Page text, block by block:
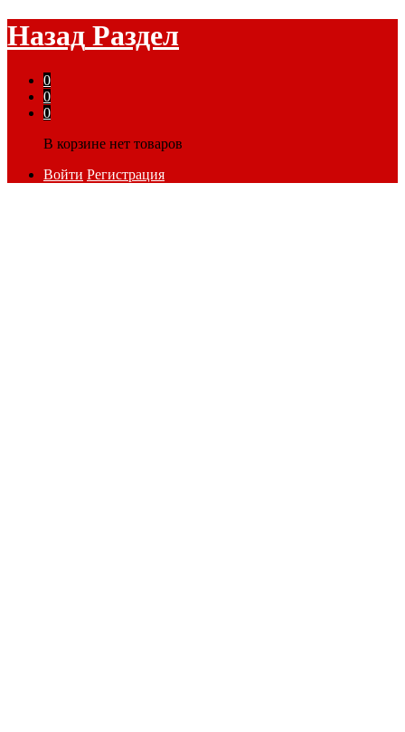
Назад Раздел
0
0
0
В корзине нет товаров
Войти Регистрация